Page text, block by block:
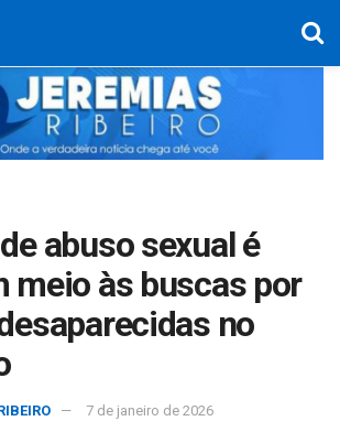
abuso sexual é
meio às buscas por
no
7 de janeiro de 2026